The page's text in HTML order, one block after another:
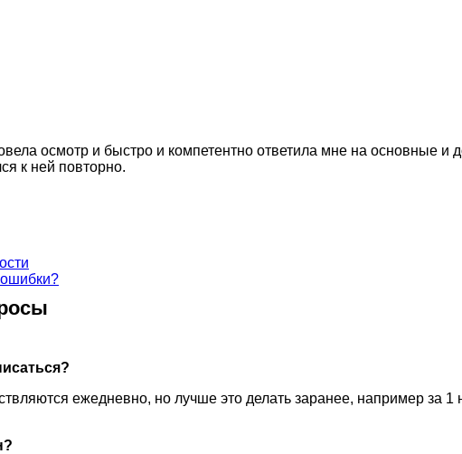
осмотр и быстро и компетентно ответила мне на основные
к ней повторно.
ошибки?
ежедневно, но лучше это делать заранее, например